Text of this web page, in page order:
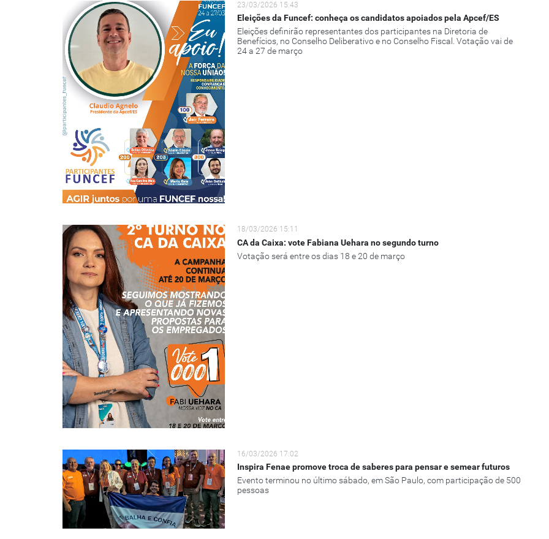
23/03/2026 15:43
Eleições da Funcef: conheça os candidatos apoiados pela Apcef/ES
Eleições definirão representantes dos participantes na Diretoria de
Benefícios, no Conselho Deliberativo e no Conselho Fiscal. Votação vai de
24 a 27 de março
18/03/2026 15:11
CA da Caixa: vote Fabiana Uehara no segundo turno
Votação será entre os dias 18 e 20 de março
16/03/2026 17:02
Inspira Fenae promove troca de saberes para pensar e semear futuros
Evento terminou no último sábado, em São Paulo, com participação de 500
pessoas